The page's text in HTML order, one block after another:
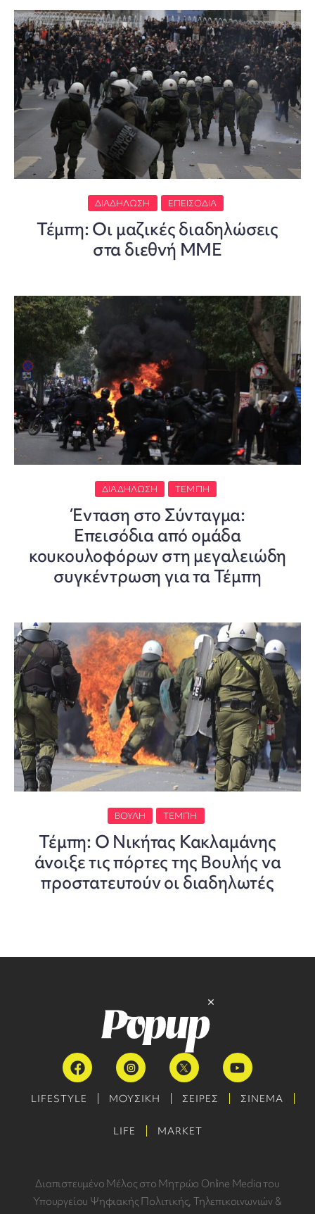
ΔΙΑΔΉΛΩΣΗ ΕΠΕΙΣΌΔΙΑ
Τέμπη: Οι μαζικές διαδηλώσεις
στα διεθνή ΜΜΕ
ΔΙΑΔΉΛΩΣΗ ΤΈΜΠΗ
Ένταση στο Σύνταγμα:
Επεισόδια από ομάδα
κουκουλοφόρων στη μεγαλειώδη
συγκέντρωση για τα Τέμπη
ΒΟΥΛΉ ΤΈΜΠΗ
Τέμπη: Ο Νικήτας Κακλαμάνης
άνοιξε τις πόρτες της Βουλής να
προστατευτούν οι διαδηλωτές
LIFESTYLE ΜΟΥΣΙΚΗ ΣΕΙΡΕΣ ΣΙΝΕΜΑ
LIFE MARKET
Διαπιστευμένο Μέλος στο Μητρώο Online Media του
Υπουργείου Ψηφιακής Πολιτικής, Τηλεπικοινωνιών &